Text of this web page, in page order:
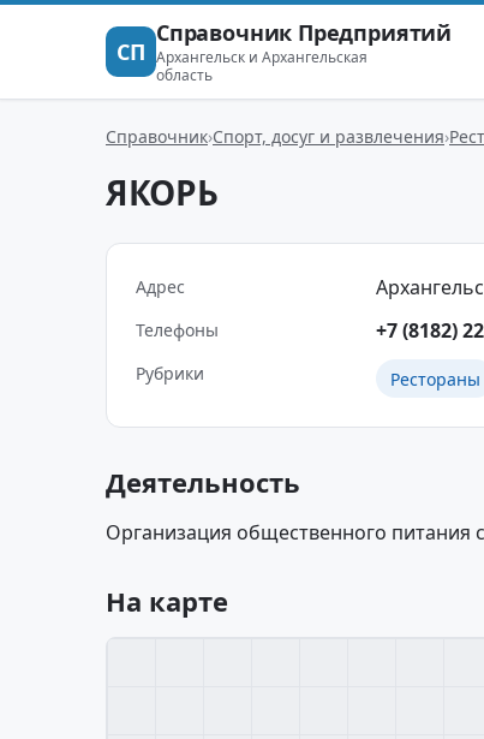
СП
Справочник Предприятий
Архангельск и Архангельская
область
Справочник Спорт, досуг и развлечения
ЯКОРЬ
Адрес
Телефоны +7 (8182)
Рубрики Рестораны
Деятельность
Организация общественного
На карте